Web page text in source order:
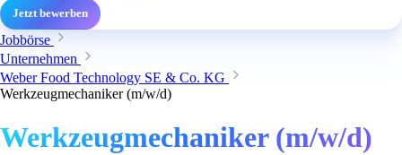
Jetzt bewerben
Jobbörse
Unternehmen
Weber Food Technology SE & Co. KG
Werkzeugmechaniker (m/w/d)
Werkzeugmechaniker (m/w/d)